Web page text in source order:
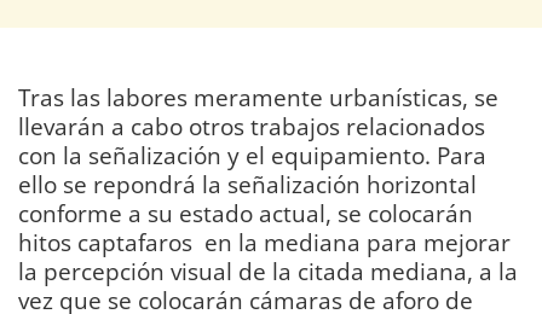
Tras las labores meramente urbanísticas, se
llevarán a cabo otros trabajos relacionados
con la señalización y el equipamiento. Para
ello se repondrá la señalización horizontal
conforme a su estado actual, se colocarán
hitos captafaros en la mediana para mejorar
la percepción visual de la citada mediana, a la
vez que se colocarán cámaras de aforo de